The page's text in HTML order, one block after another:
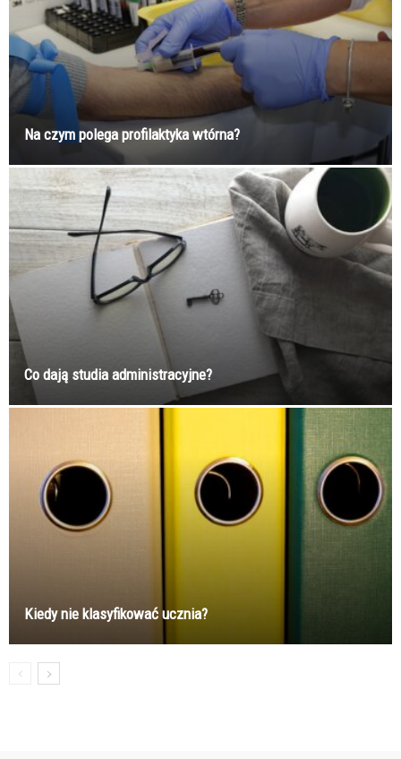
Na czym polega profilaktyka wtórna?
Co dają studia administracyjne?
Kiedy nie klasyfikować ucznia?